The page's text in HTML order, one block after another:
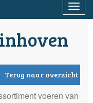
Terug naar overzicht
voeren van